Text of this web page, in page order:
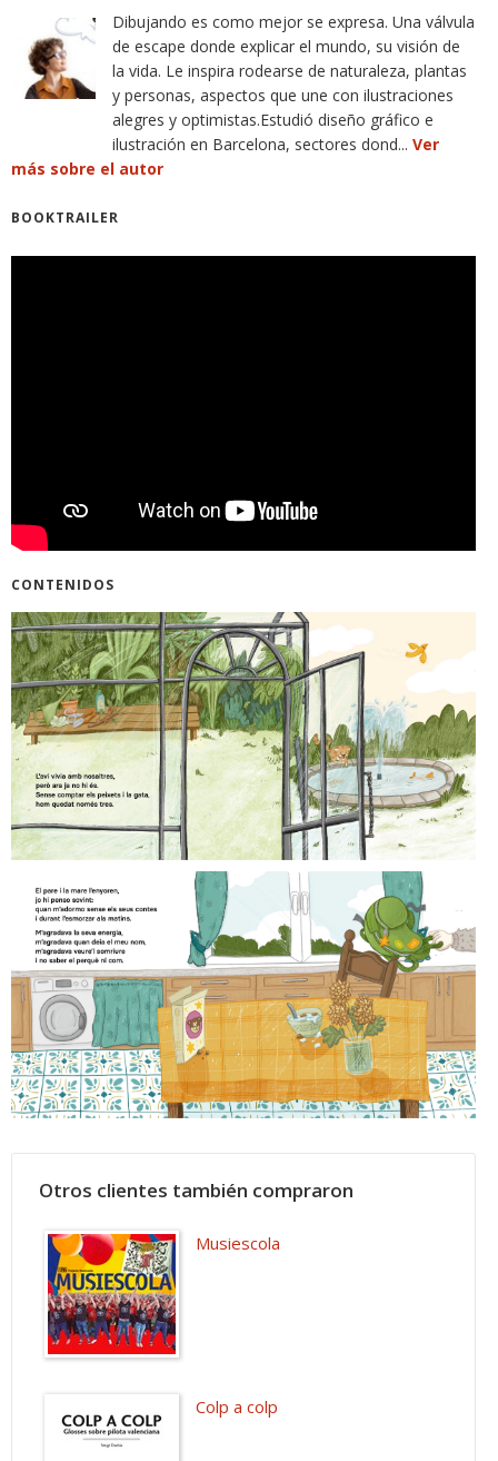
Dibujando es como mejor se expresa. Una válvula
de escape donde explicar el mundo, su visión de
la vida. Le inspira rodearse de naturaleza, plantas
y personas, aspectos que une con ilustraciones
alegres y optimistas.Estudió diseño gráfico e
ilustración en Barcelona, sectores dond... Ver
más sobre el autor
BOOKTRAILER
CONTENIDOS
Otros clientes también compraron
Musiescola
Colp a colp